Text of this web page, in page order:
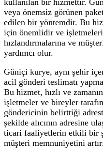
veya önemsiz görünen
edilen bir yöntemdir. Bu
için önemlidir ve
hızlandırmalarına ve
yardımcı olur.
Güniçi kurye, aynı şehir
acil gönderi teslimatı
Bu hizmet, hızlı ve
işletmeler ve bireyler
göndericinin belirttiği
şekilde alıcının adresine
ticari faaliyetlerin etkili bir
müşteri memnuniyetini